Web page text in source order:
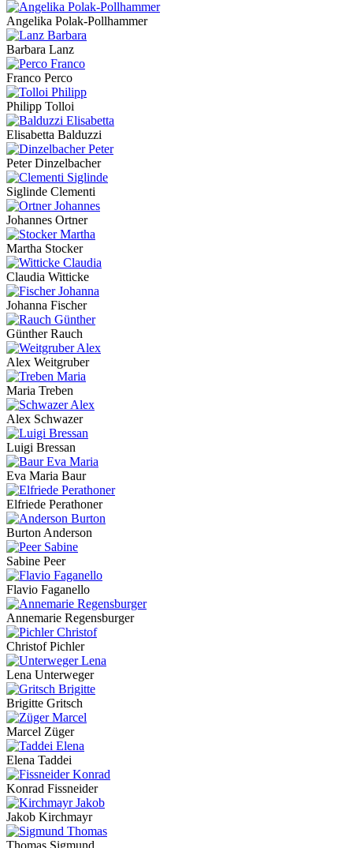
Angelika Polak-Pollhammer
Barbara Lanz
Franco Perco
Philipp Tolloi
Elisabetta Balduzzi
Peter Dinzelbacher
Siglinde Clementi
Johannes Ortner
Martha Stocker
Claudia Witticke
Johanna Fischer
Günther Rauch
Alex Weitgruber
Maria Treben
Alex Schwazer
Luigi Bressan
Eva Maria Baur
Elfriede Perathoner
Burton Anderson
Sabine Peer
Flavio Faganello
Annemarie Regensburger
Christof Pichler
Lena Unterweger
Brigitte Gritsch
Marcel Züger
Elena Taddei
Konrad Fissneider
Jakob Kirchmayr
Thomas Sigmund